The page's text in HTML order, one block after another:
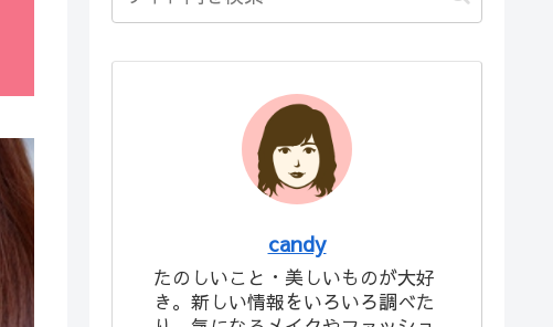
candy
たのしいこと・美しいものが大好
き。新しい情報をいろいろ調べた